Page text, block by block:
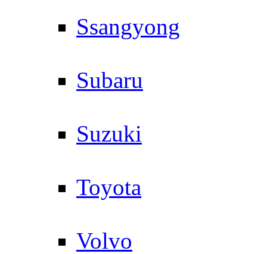
Ssangyong
Subaru
Suzuki
Toyota
Volvo